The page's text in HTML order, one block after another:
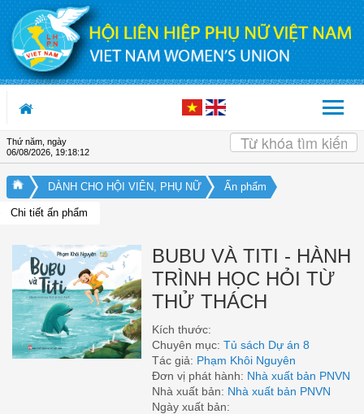
Truy cập nội dung luôn
Thứ năm, ngày
06/08/2026, 19:18:13
DÀNH CHO HỘI VIÊN, PHỤ NỮ Ấn phẩm
Chi tiết ấn phẩm
BUBU VÀ TITI - HÀNH
TRÌNH HỌC HỎI TỪ
THỬ THÁCH
Kích thước:
Chuyên mục:Tủ sách Dự án 8
Tác giả: Phạm Khôi Nguyên
Đơn vị phát hành: Nhà xuất bản PNVN
Nhà xuất bản: Nhà xuất bản PNVN
Ngày xuất bản: